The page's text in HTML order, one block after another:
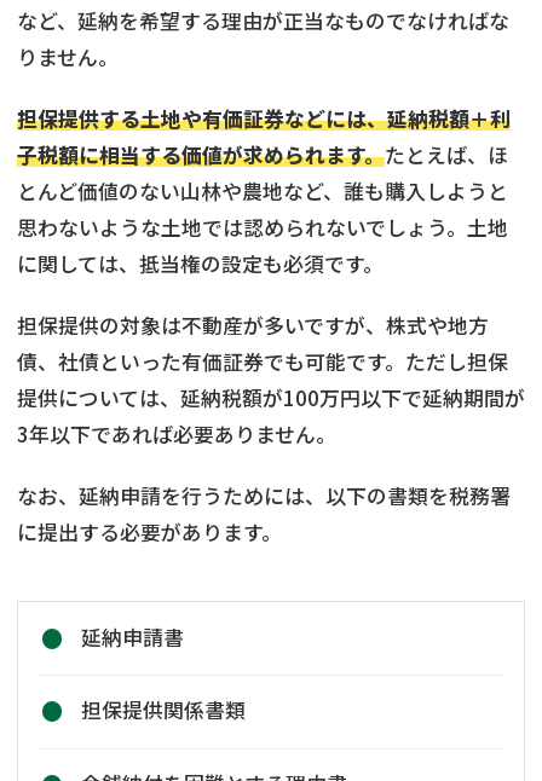
など、延納を希望する理由が正当なものでなければな
りません。
担保提供する土地や有価証券などには、延納税額＋利
子税額に相当する価値が求められます。たとえば、ほ
とんど価値のない山林や農地など、誰も購入しようと
思わないような土地では認められないでしょう。土地
に関しては、抵当権の設定も必須です。
担保提供の対象は不動産が多いですが、株式や地方
債、社債といった有価証券でも可能です。ただし担保
提供については、延納税額が100万円以下で延納期間が
3年以下であれば必要ありません。
なお、延納申請を行うためには、以下の書類を税務署
に提出する必要があります。
延納申請書
担保提供関係書類